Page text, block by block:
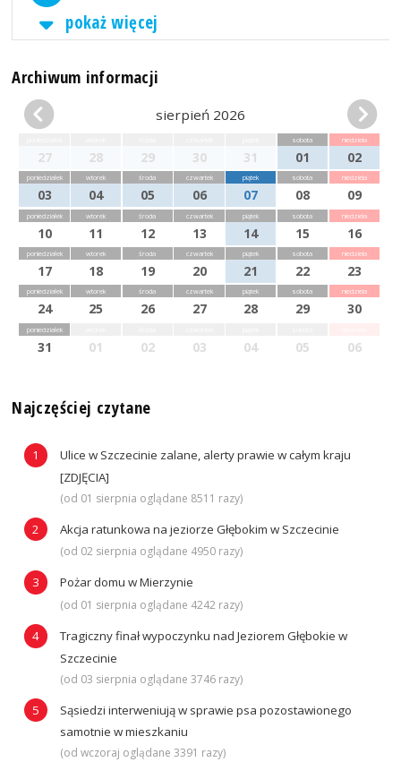
pokaż więcej
Archiwum informacji
sierpień 2026
27 28 29 30 31
sobota
01
niedziela
02
poniedziałek
03
wtorek
04
środa
05
czwartek
06
piątek
07
sobota
08
niedziela
09
poniedziałek
10
wtorek
11
środa
12
czwartek
13
piątek
14
sobota
15
niedziela
16
poniedziałek
17
wtorek
18
środa
19
czwartek
20
piątek
21
sobota
22
niedziela
23
poniedziałek
24
wtorek
25
środa
26
czwartek
27
piątek
28
sobota
29
niedziela
30
poniedziałek
31 01 02 03 04 05 06
Najczęściej czytane
Ulice w Szczecinie zalane, alerty prawie w całym kraju
[ZDJĘCIA]
(od 01 sierpnia oglądane 8511 razy)
Akcja ratunkowa na jeziorze Głębokim w Szczecinie
(od 02 sierpnia oglądane 4950 razy)
Pożar domu w Mierzynie
(od 01 sierpnia oglądane 4242 razy)
Tragiczny finał wypoczynku nad Jeziorem Głębokie w
Szczecinie
(od 03 sierpnia oglądane 3746 razy)
Sąsiedzi interweniują w sprawie psa pozostawionego
samotnie w mieszkaniu
(od wczoraj oglądane 3391 razy)